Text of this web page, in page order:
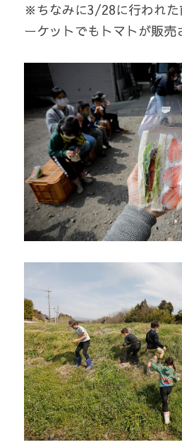
※ちなみに3/28に行われた
ーケットでもトマトが販売